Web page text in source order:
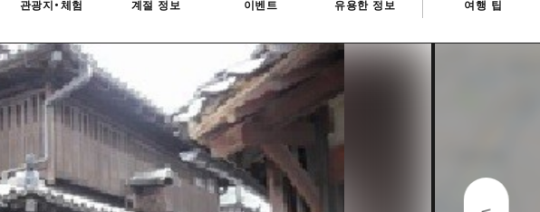
시 주변
)
北)
빠른 여행
당일치기
반나절
1박 2일
관광지・체험
목록
히로시마시 주변
빈고(備後)
계절 정보
이벤트
유용한 정보
HIROSHIMA FREE Wi-Fi
외국인 여행자용 거리 관광안내소
히로시마현내 매력을 동영상으로 소개!
사진 다운로드
관광 안내 책자
여행 팁
반나절
2박 3일
주변
동부
관광 안내 책자